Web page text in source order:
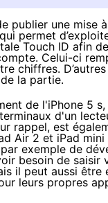
publier une mise
permet
Touch ID afin
Celui-ci
chiffres.
la partie.
de l'iPhone 5 s
d'un
rappel, est
Air 2 et iPad mini
exemple de
besoin de saisir
il peut aussi être
leurs propres